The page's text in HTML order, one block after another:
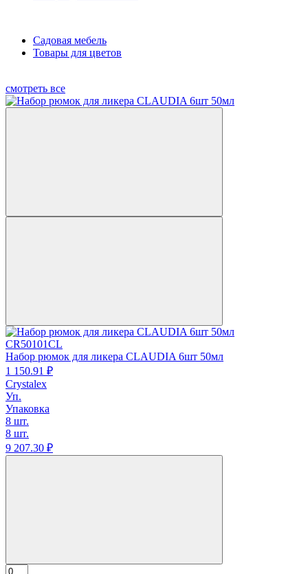
Садовая мебель
Товары для цветов
смотреть все
CR50101CL
Набор рюмок для ликера CLAUDIA 6шт 50мл
1 150.91 ₽
Crystalex
Уп.
Упаковка
8 шт.
8 шт.
9 207.30 ₽